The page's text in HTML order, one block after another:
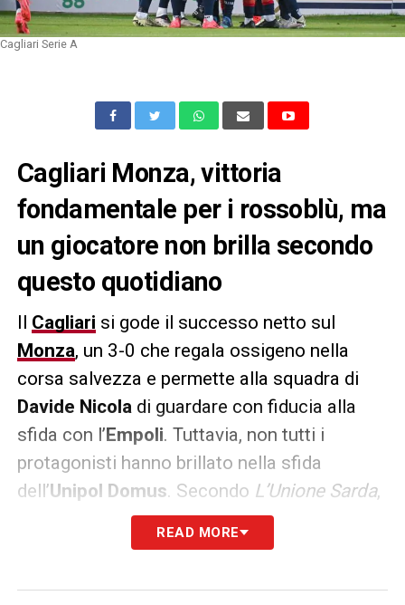
Cagliari Serie A
Cagliari Monza, vittoria
fondamentale per i rossoblù, ma
un giocatore non brilla secondo
questo quotidiano
Il Cagliari si gode il successo netto sul
Monza, un 3-0 che regala ossigeno nella
corsa salvezza e permette alla squadra di
Davide Nicoladi guardare con fiducia alla
sfida con l’Empoli. Tuttavia, non tutti i
protagonisti hanno brillato nella sfida
dell’Unipol Domus. Secondo L’Unione Sarda,
il peggiore in campo è statoLuca Felici
ha ottenuto una valutazione di 6:
«In un pomeriggio ad alta gradazione di
READ MORE